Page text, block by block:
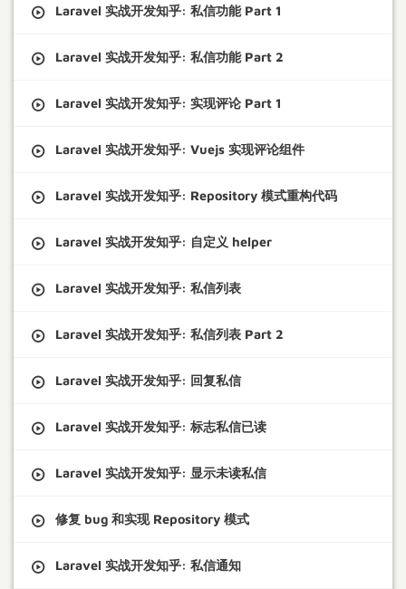
Laravel 实战开发知乎: 私信功能 Part 1
Laravel 实战开发知乎: 私信功能 Part 2
Laravel 实战开发知乎: 实现评论 Part 1
Laravel 实战开发知乎: Vuejs 实现评论组件
Laravel 实战开发知乎: Repository 模式重构代码
Laravel 实战开发知乎: 自定义 helper
Laravel 实战开发知乎: 私信列表
Laravel 实战开发知乎: 私信列表 Part 2
Laravel 实战开发知乎: 回复私信
Laravel 实战开发知乎: 标志私信已读
Laravel 实战开发知乎: 显示未读私信
修复 bug 和实现 Repository 模式
Laravel 实战开发知乎: 私信通知